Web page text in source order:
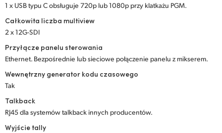
1 x USB typu C obsługuje 720p lub 1080p przy klatkażu PGM.
Całkowita liczba multiview
2 x 12G-SDI
Przyłącze panelu sterowania
Ethernet. Bezpośrednie lub sieciowe połączenie panelu z mikserem.
Wewnętrzny generator kodu czasowego
Tak
Talkback
RJ45 dla systemów talkback innych producentów.
Wyjście tally